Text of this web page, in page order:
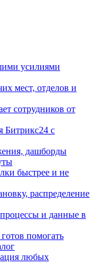
усилиями
мест, отделов и
сотрудников от
Битрикс24 с
дашборды
быстрее и не
распределение
и данные в
помогать
любых